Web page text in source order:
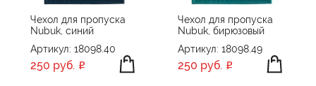
Чехол для пропуска
Nubuk, синий
Артикул: 18098.40
250 руб.
Чехол для пропуска
Nubuk, бирюзовый
Артикул: 18098.49
250 руб.